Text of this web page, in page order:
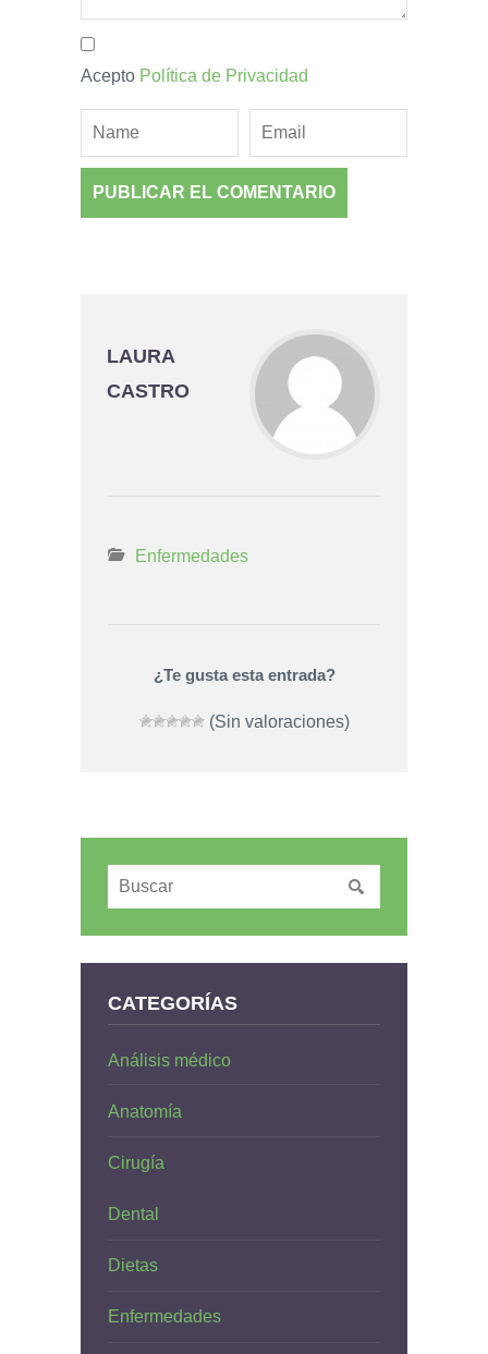
Acepto Política de Privacidad
LAURA
CASTRO
Enfermedades
¿Te gusta esta entrada?
(Sin valoraciones)
CATEGORÍAS
Análisis médico
Anatomía
Cirugía
Dental
Dietas
Enfermedades